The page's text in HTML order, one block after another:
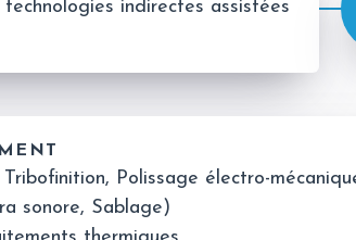
indirectes assistées
Polissage électro-
sonore, Sablage)